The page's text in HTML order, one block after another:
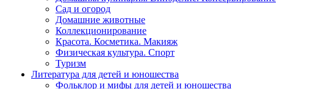
Сад и огород
Домашние животные
Коллекционирование
Красота. Косметика. Макияж
Физическая культура. Спорт
Туризм
Литература для детей и юношества
Фольклор и мифы для детей и юношества